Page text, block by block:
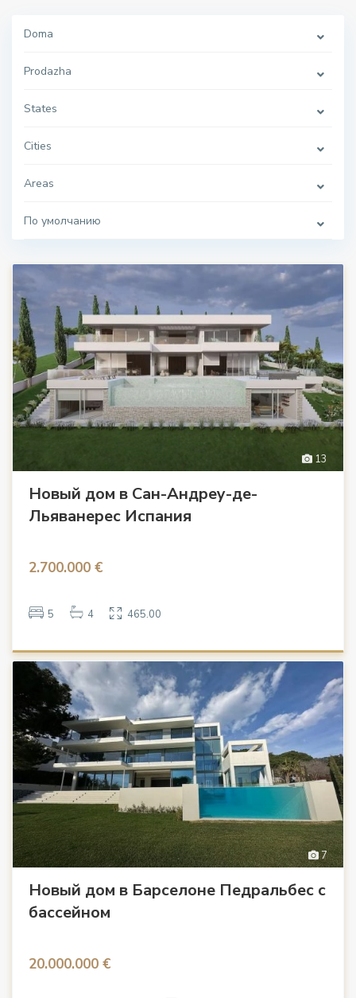
Doma
Prodazha
States
Cities
Areas
По умолчанию
13
Новый дом в Сан-Андреу-де-
Льяванерес Испания
2.700.000 €
5 4 465.00
7
Новый дом в Барселоне Педральбес с
бассейном
20.000.000 €